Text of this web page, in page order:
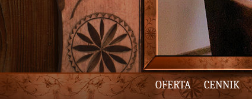
OFERTA CENNIK